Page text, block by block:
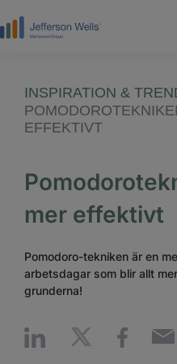
INSPIRATION &
EFFEKTIVT
mer effektivt
Pomodoro-tekniken är en
arbetsdagar som blir allt
grunderna!